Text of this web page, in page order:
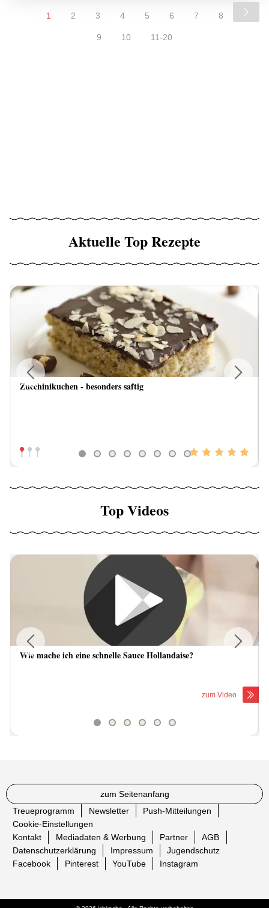
1 2 3 4 5 6 7 8
9 10 11-20
Aktuelle Top Rezepte
Zucchinikuchen - besonders saftig
Previous
Top Videos
Wie mache ich eine schnelle Sauce Hollandaise?
zum Video
Previous
zum Seitenanfang
Treueprogramm
Newsletter
Push-Mitteilungen
Cookie-Einstellungen
Kontakt
Mediadaten & Werbung Partner
AGB
Datenschutzerklärung
Impressum
Jugendschutz
Facebook
Pinterest YouTube Instagram